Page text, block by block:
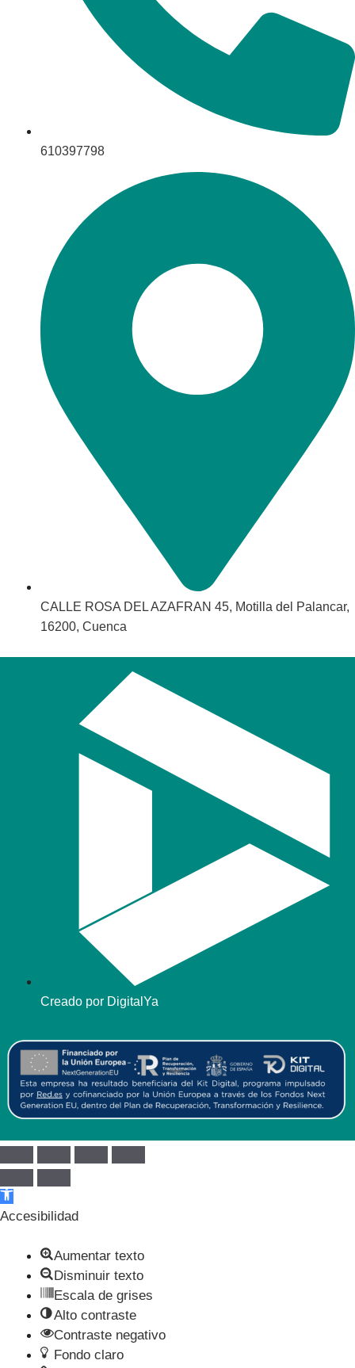
610397798
CALLE ROSA DEL AZAFRAN 45, Motilla del Palancar,
16200, Cuenca
Creado por DigitalYa
Abrir barra de herramientas
Accesibilidad
Aumentar texto
Disminuir texto
Escala de grises
Alto contraste
Contraste negativo
Fondo claro